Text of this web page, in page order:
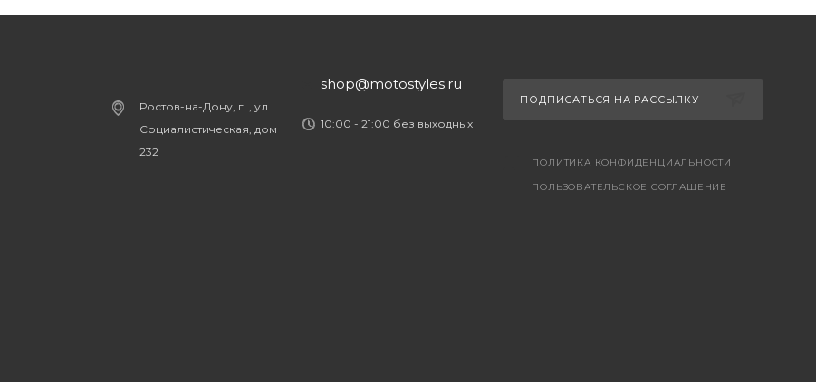
Ростов-на-Дону, г. , ул.
Социалистическая, дом
232
shop@motostyles.ru
10:00 - 21:00 без выходных
ПОДПИСАТЬСЯ НА РАССЫЛКУ
ПОЛИТИКА КОНФИДЕНЦИАЛЬНОСТИ
ПОЛЬЗОВАТЕЛЬСКОЕ СОГЛАШЕНИЕ